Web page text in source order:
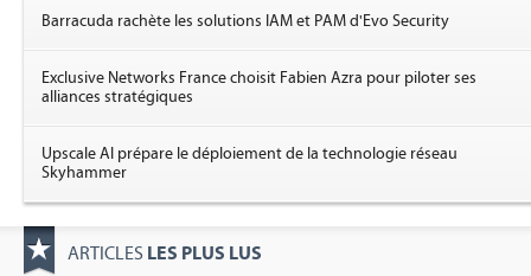
Barracuda rachète les solutions IAM et PAM d'Evo Security
Exclusive Networks France choisit Fabien Azra pour piloter ses
alliances stratégiques
Upscale AI prépare le déploiement de la technologie réseau
Skyhammer
ARTICLES LES PLUS LUS